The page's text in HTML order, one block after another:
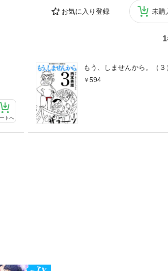
お気に入り登録 未購
トへ
もう、しませんから。（３
594